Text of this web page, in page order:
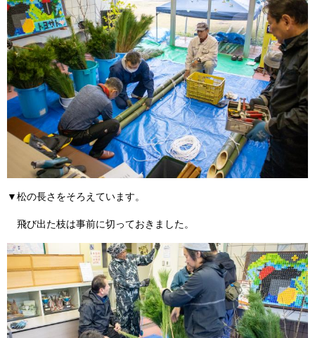
▼松の長さをそろえています。
飛び出た枝は事前に切っておきました。